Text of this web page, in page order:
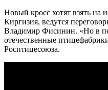
Новый кросс хотят взять на
Киргизия, ведутся
Владимир Фисинин. «Но в
отечественные
Росптицесоюза.